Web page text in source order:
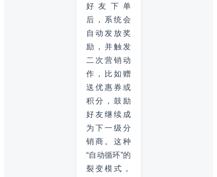
好友下单
后，系统会
自动发放奖
励，并触发
二次营销动
作，比如赠
送优惠券或
积分，鼓励
好友继续成
为下一级分
销商。这种
“自动循环”的
裂变模式，